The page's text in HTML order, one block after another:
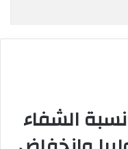
٨٩%نسبة الشفاء